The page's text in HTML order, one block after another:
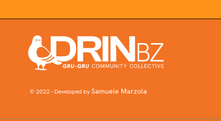
© 2022 - Developed bySamuele Marzola